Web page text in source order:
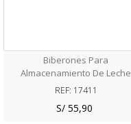
Biberones Para
Almacenamiento De Leche
Materna Pigeon
REF: 17411
S/ 55,90